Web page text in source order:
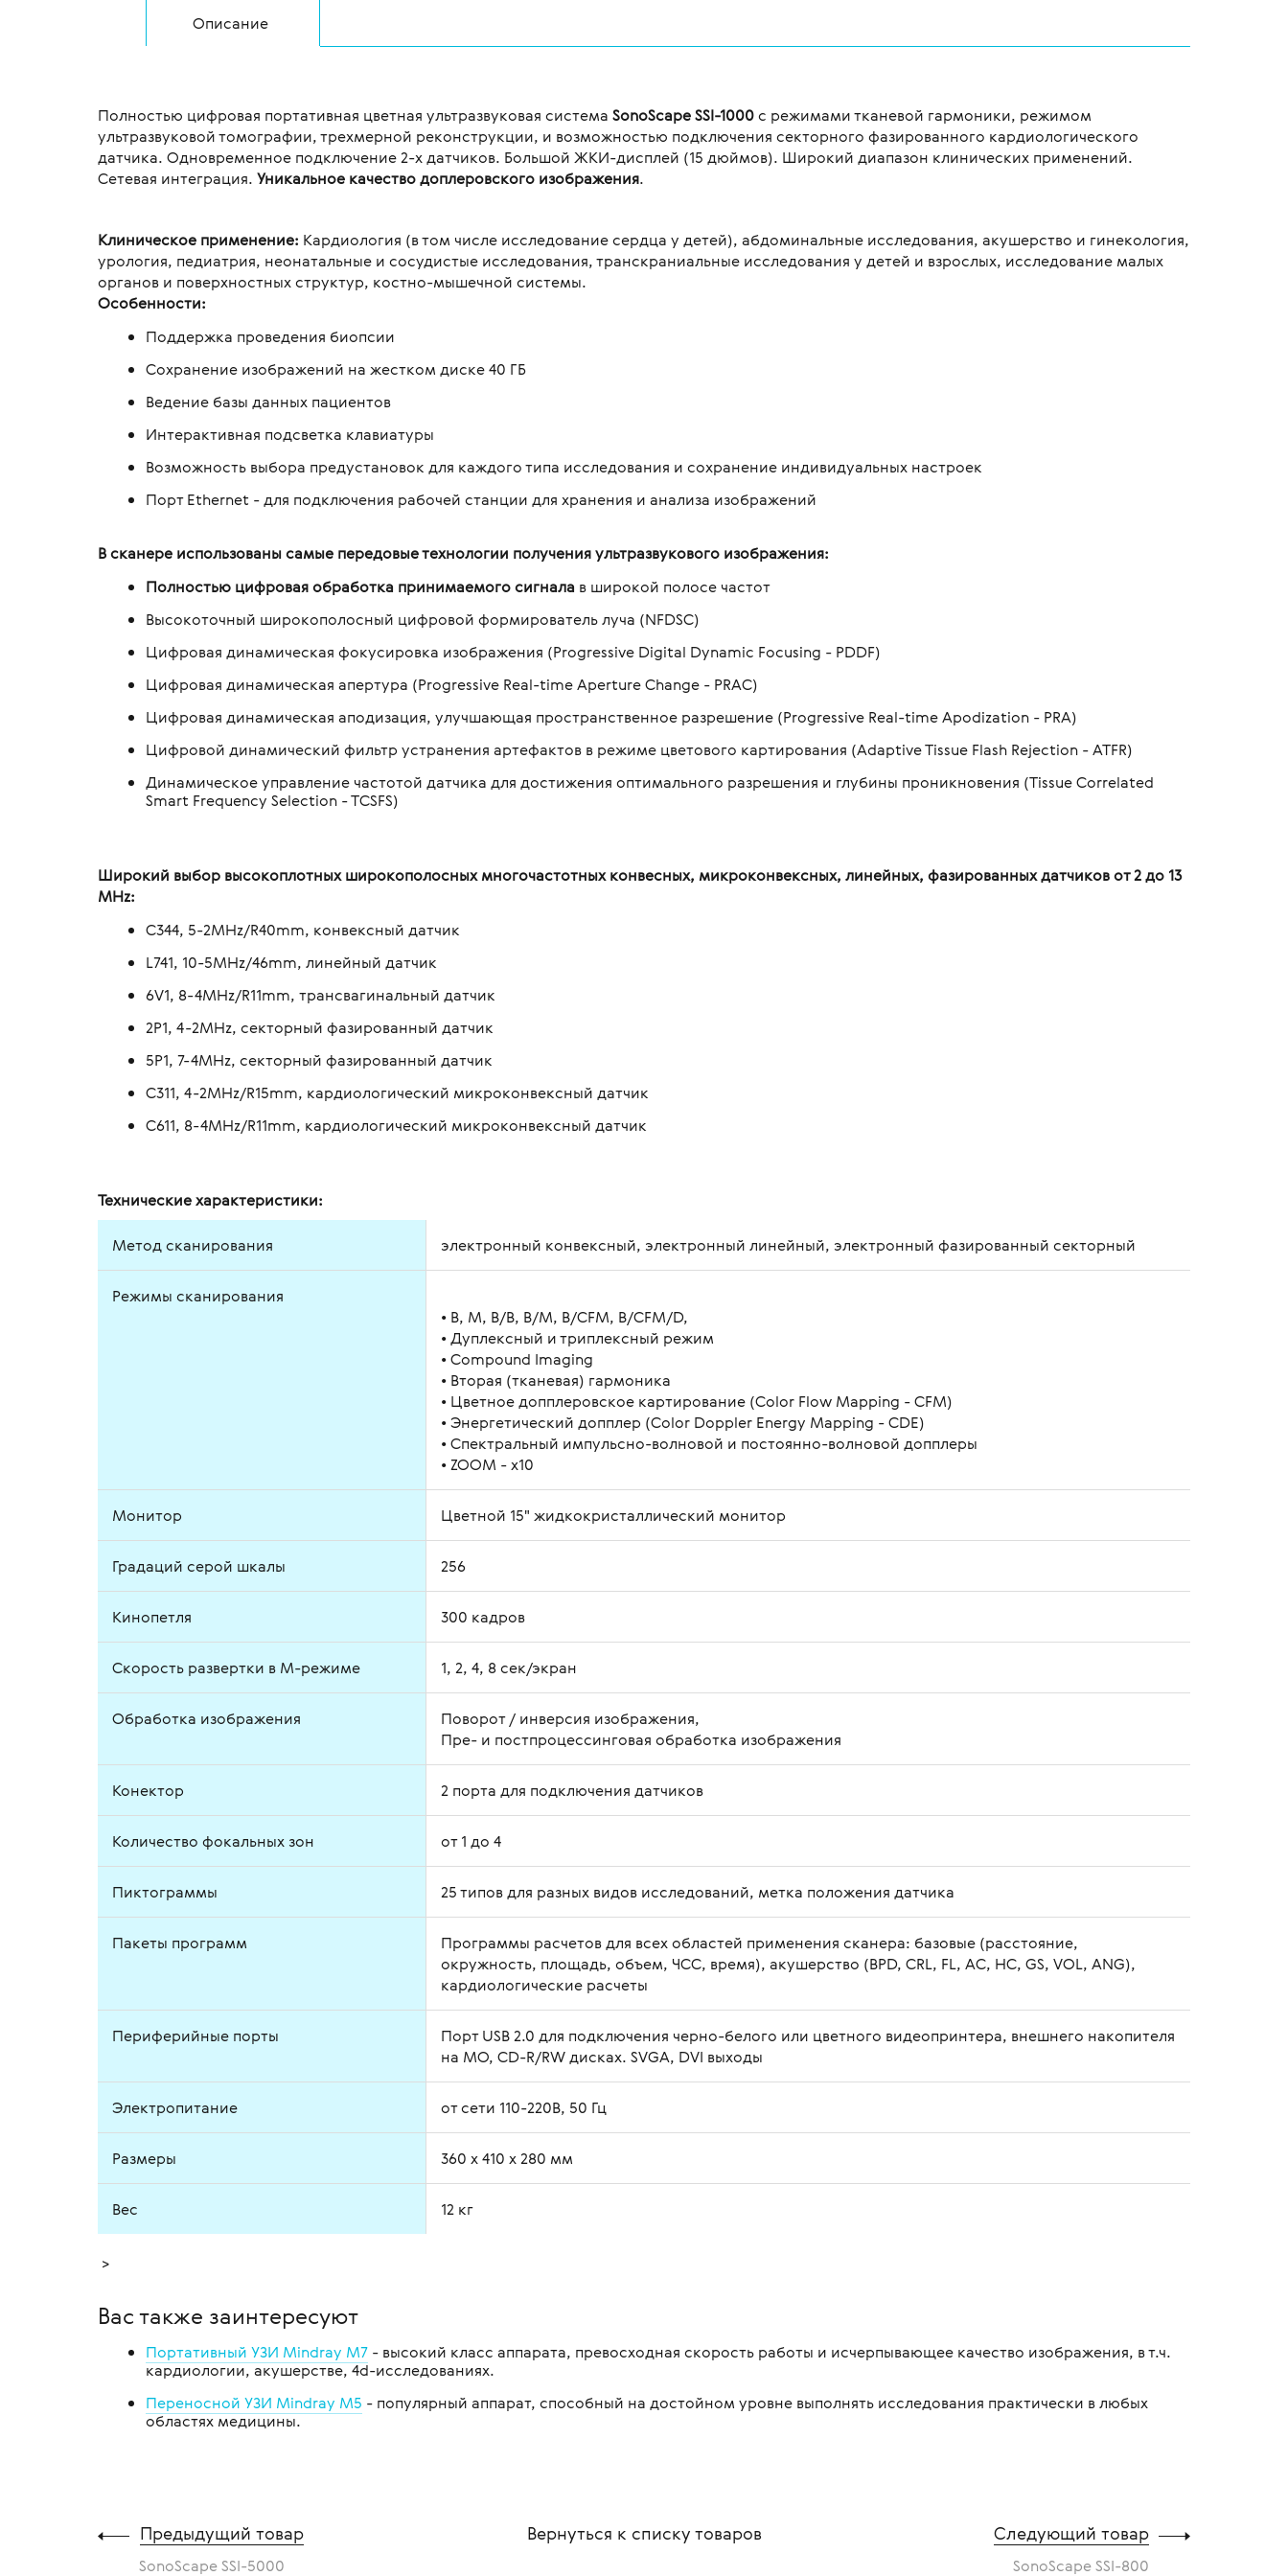
Описание
Полностью цифровая портативная цветная ультразвуковая система SonoScape SSI-1000с режимами тканевой гармоники, режимом
ультразвуковой томографии, трехмерной реконструкции, и возможностью подключения секторного фазированного кардиологического
датчика. Одновременное подключение 2-х датчиков. Большой ЖКИ-дисплей (15 дюймов). Широкий диапазон клинических применений.
Сетевая интеграция. Уникальное качество доплеровского изображения.
Клиническое применение: Кардиология (в том числе исследование сердца у детей), абдоминальные исследования, акушерство и гинекология,
урология, педиатрия, неонатальные и сосудистые исследования, транскраниальные исследования у детей и взрослых, исследование малых
органов и поверхностных структур, костно-мышечной системы.
Особенности:
Поддержка проведения биопсии
Сохранение изображений на жестком диске 40 ГБ
Ведение базы данных пациентов
Интерактивная подсветка клавиатуры
Возможность выбора предустановок для каждого типа исследования и сохранение индивидуальных настроек
Порт Ethernet - для подключения рабочей станции для хранения и анализа изображений
В сканере использованы самые передовые технологии получения ультразвукового изображения:
Полностью цифровая обработка принимаемого сигнала в широкой полосе частот
Высокоточный широкополосный цифровой формирователь луча (NFDSC)
Цифровая динамическая фокусировка изображения (Progressive Digital Dynamic Focusing - PDDF)
Цифровая динамическая апертура (Progressive Real-time Aperture Change - PRAC)
Цифровая динамическая аподизация, улучшающая пространственное разрешение (Progressive Real-time Apodization - PRA)
Цифровой динамический фильтр устранения артефактов в режиме цветового картирования (Adaptive Tissue Flash Rejection - ATFR)
Динамическое управление частотой датчика для достижения оптимального разрешения и глубины проникновения (Tissue Correlated
Smart Frequency Selection - TCSFS)
Широкий выбор высокоплотных широкополосных многочастотных конвесных, микроконвексных, линейных, фазированных датчиков от 2 до 13
MHz:
C344, 5-2MHz/R40mm, конвексный датчик
L741, 10-5MHz/46mm, линейный датчик
6V1, 8-4MHz/R11mm, трансвагинальный датчик
2P1, 4-2MHz, секторный фазированный датчик
5P1, 7-4MHz, секторный фазированный датчик
C311, 4-2MHz/R15mm, кардиологический микроконвексный датчик
C611, 8-4MHz/R11mm, кардиологический микроконвексный датчик
Технические характеристики:
Метод сканирования электронный конвексный, электронный линейный, электронный фазированный секторный
Режимы сканирования
• В, М, В/B, B/M, B/CFM, B/CFM/D,
• Дуплексный и триплексный режим
• Compound Imaging
• Вторая (тканевая) гармоника
• Цветное допплеровское картирование (Color Flow Mapping - CFM)
• Энергетический допплер (Color Doppler Energy Mapping - CDE)
• Спектральный импульсно-волновой и постоянно-волновой допплеры
• ZOOM - х10
Монитор Цветной 15" жидкокристаллический монитор
Градаций серой шкалы 256
Кинопетля 300 кадров
Скорость развертки в М-режиме 1, 2, 4, 8 сек/экран
Обработка изображения
Поворот / инверсия изображения,
Пре- и постпроцессинговая обработка изображения
Конектор 2 порта для подключения датчиков
Количество фокальных зон от 1 до 4
Пиктограммы 25 типов для разных видов исследований, метка положения датчика
Пакеты программ
Программы расчетов для всех областей применения сканера: базовые (расстояние,
окружность, площадь, объем, ЧСС, время), акушерство (BPD, CRL, FL, AC, HC, GS, VOL, ANG),
кардиологические расчеты
Периферийные порты
Порт USB 2.0 для подключения черно-белого или цветного видеопринтера, внешнего накопителя
на МО, CD-R/RW дисках. SVGA, DVI выходы
Электропитание от сети 110-220В, 50 Гц
Размеры 360 х 410 х 280 мм
Вес 12 кг
>
Вас также заинтересуют
Портативный УЗИ Mindray M7 - высокий класс аппарата, превосходная скорость работы и исчерпывающее качество изображения, в т.ч.
кардиологии, акушерстве, 4d-исследованиях.
Переносной УЗИ Mindray M5 - популярный аппарат, способный на достойном уровне выполнять исследования практически в любых
областях медицины.
Вернуться к списку товаров
Предыдущий товар
SonoScape SSI-5000
Следующий товар
SonoScape SSI-800